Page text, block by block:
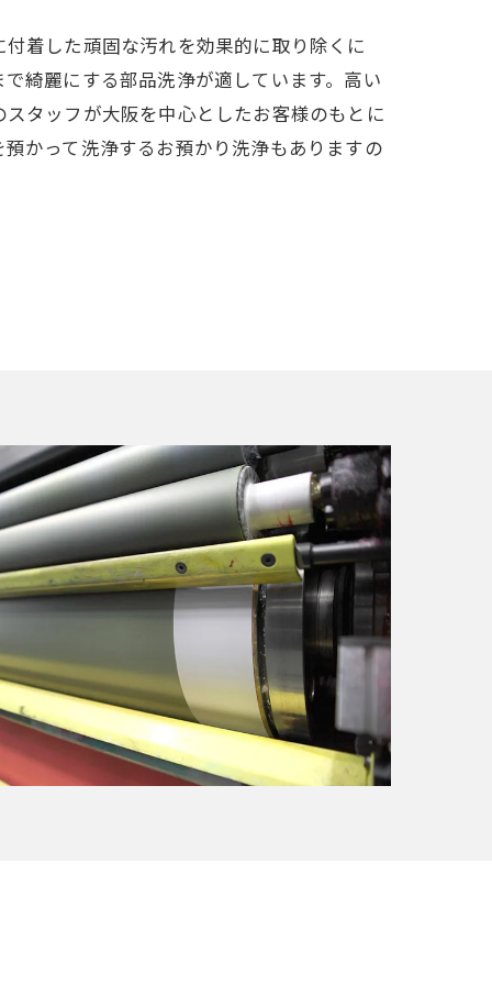
着した頑固な汚れを効果的に取り除くに
綺麗にする部品洗浄が適しています。高い
タッフが大阪を中心としたお客様のもとに
かって洗浄するお預かり洗浄もありますの